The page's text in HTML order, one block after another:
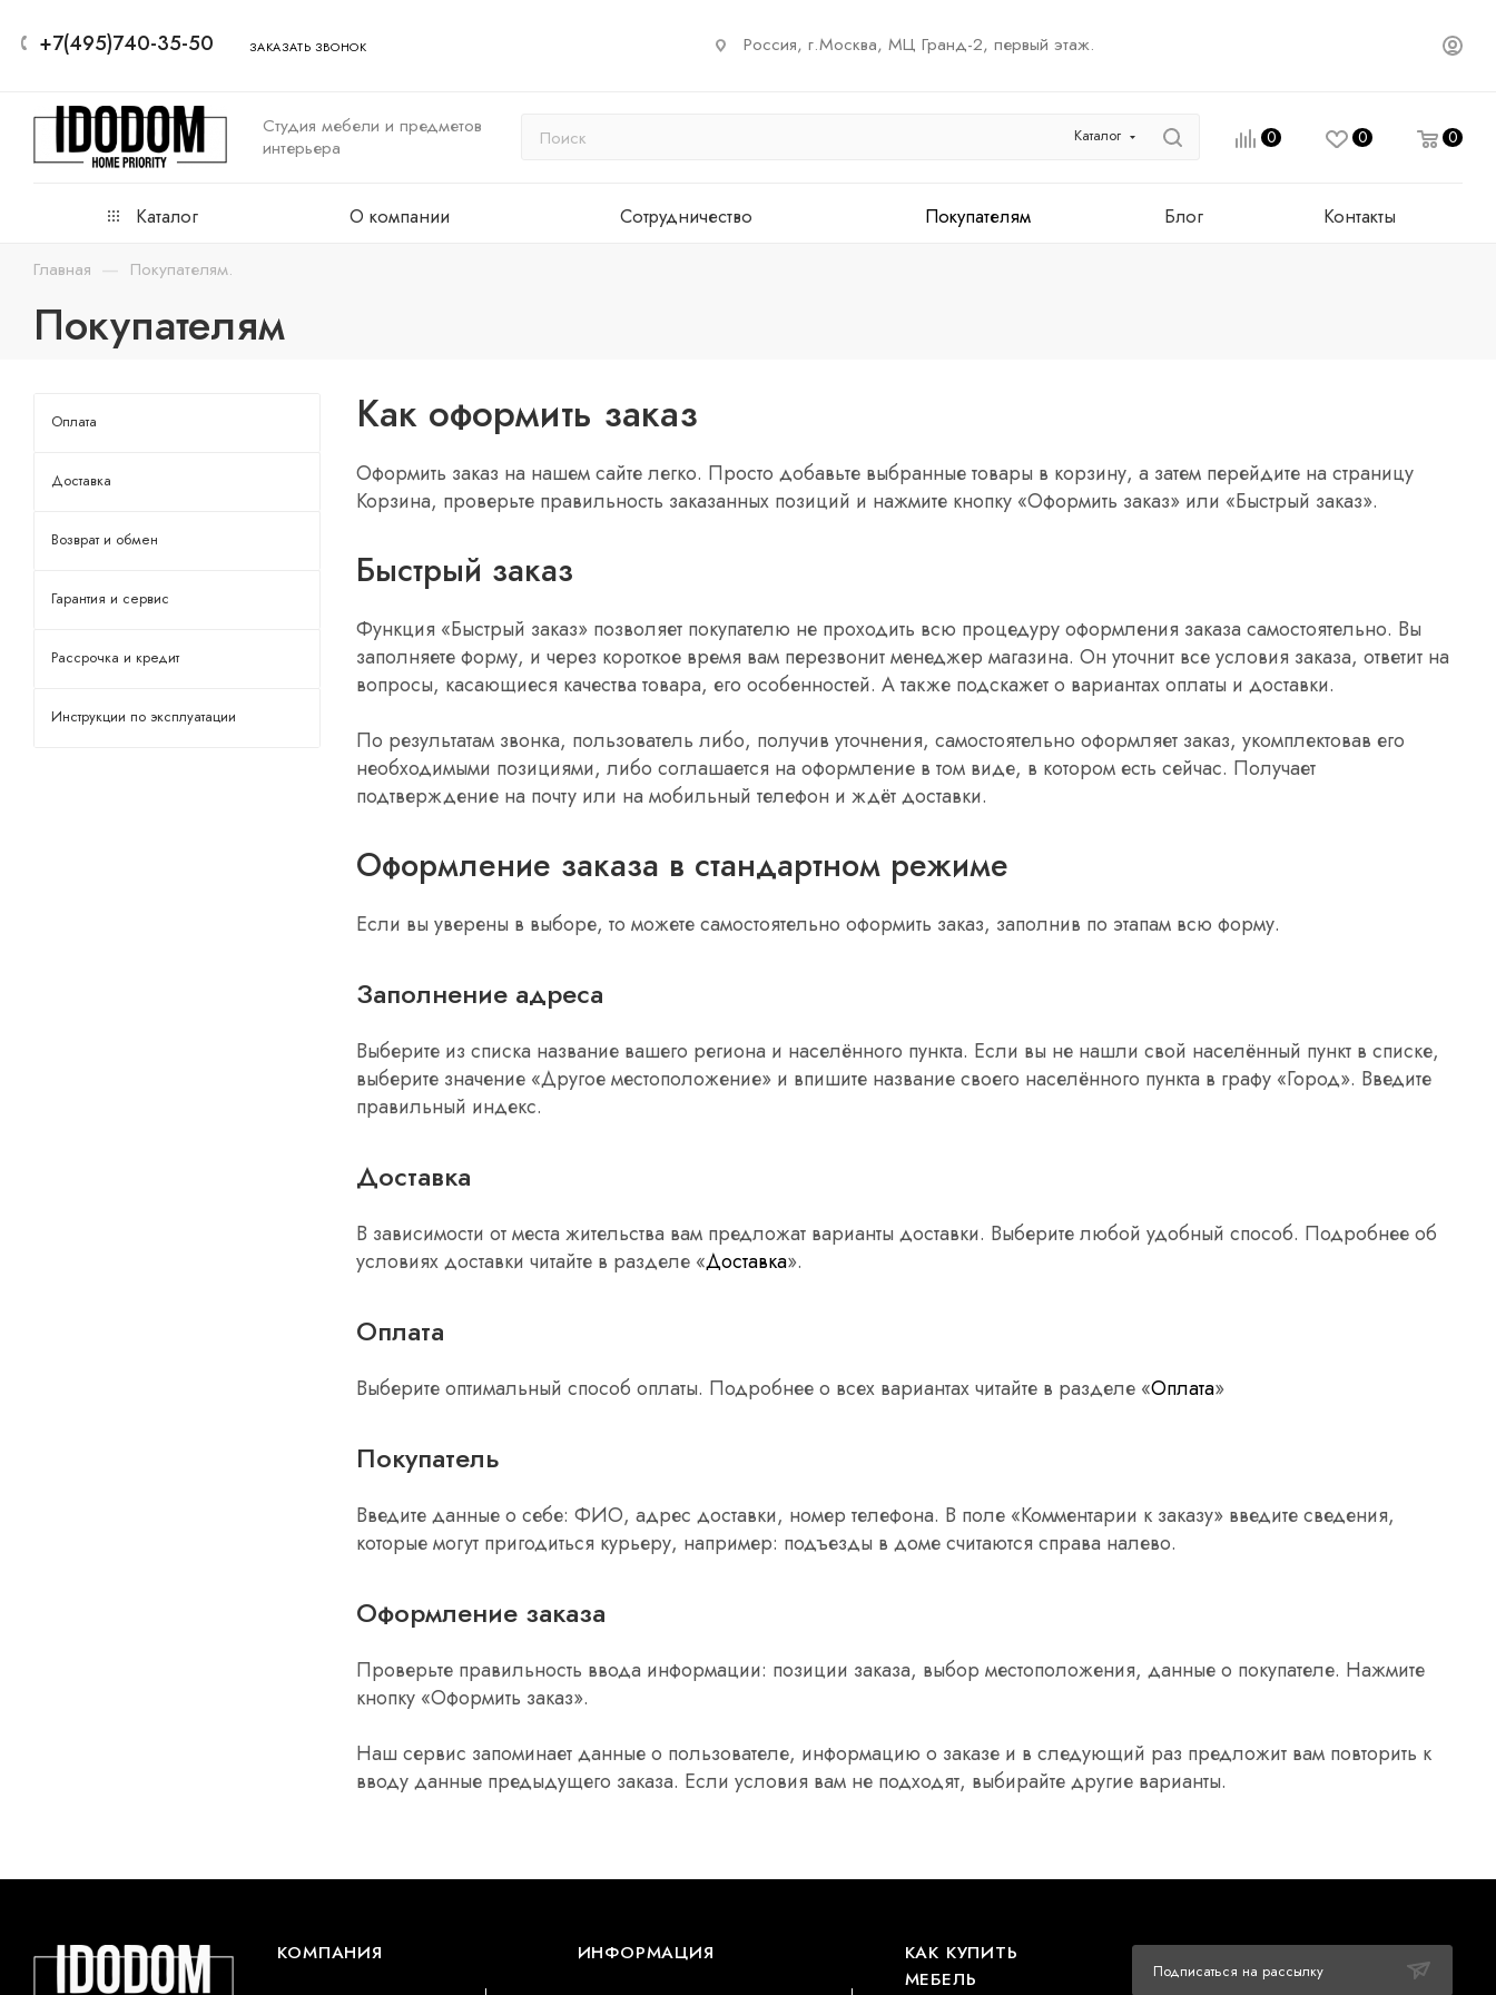
+7(495)740-35-50 ЗАКАЗАТЬ ЗВОНОК Россия, г.Москва, МЦ Гранд-2, первый этаж.
Студия мебели и предметов
интерьера
Каталог 0 0 0
Каталог О компании Сотрудничество Покупателям Блог Контакты
Главная — Покупателям.
Покупателям
Как оформить заказ
Оформить заказ на нашем сайте легко. Просто добавьте выбранные товары в корзину, а затем перейдите на страницу
Корзина, проверьте правильность заказанных позиций и нажмите кнопку «Оформить заказ» или «Быстрый заказ».
Быстрый заказ
Функция «Быстрый заказ» позволяет покупателю не проходить всю процедуру оформления заказа самостоятельно. Вы
заполняете форму, и через короткое время вам перезвонит менеджер магазина. Он уточнит все условия заказа, ответит на
вопросы, касающиеся качества товара, его особенностей. А также подскажет о вариантах оплаты и доставки.
По результатам звонка, пользователь либо, получив уточнения, самостоятельно оформляет заказ, укомплектовав его
необходимыми позициями, либо соглашается на оформление в том виде, в котором есть сейчас. Получает
подтверждение на почту или на мобильный телефон и ждёт доставки.
Оформление заказа в стандартном режиме
Если вы уверены в выборе, то можете самостоятельно оформить заказ, заполнив по этапам всю форму.
Заполнение адреса
Выберите из списка название вашего региона и населённого пункта. Если вы не нашли свой населённый пункт в списке,
выберите значение «Другое местоположение» и впишите название своего населённого пункта в графу «Город». Введите
правильный индекс.
Доставка
В зависимости от места жительства вам предложат варианты доставки. Выберите любой удобный способ. Подробнее об
условиях доставки читайте в разделе «Доставка».
Оплата
Выберите оптимальный способ оплаты. Подробнее о всех вариантах читайте в разделе «Оплата»
Покупатель
Введите данные о себе: ФИО, адрес доставки, номер телефона. В поле «Комментарии к заказу» введите сведения,
которые могут пригодиться курьеру, например: подъезды в доме считаются справа налево.
Оформление заказа
Проверьте правильность ввода информации: позиции заказа, выбор местоположения, данные о покупателе. Нажмите
кнопку «Оформить заказ».
Наш сервис запоминает данные о пользователе, информацию о заказе и в следующий раз предложит вам повторить к
вводу данные предыдущего заказа. Если условия вам не подходят, выбирайте другие варианты.
Оплата
Доставка
Возврат и обмен
Гарантия и сервис
Рассрочка и кредит
Инструкции по эксплуатации
КОМПАНИЯ
ИНФОРМАЦИЯ
КАК КУПИТЬ
МЕБЕЛЬ
Подписаться на рассылку